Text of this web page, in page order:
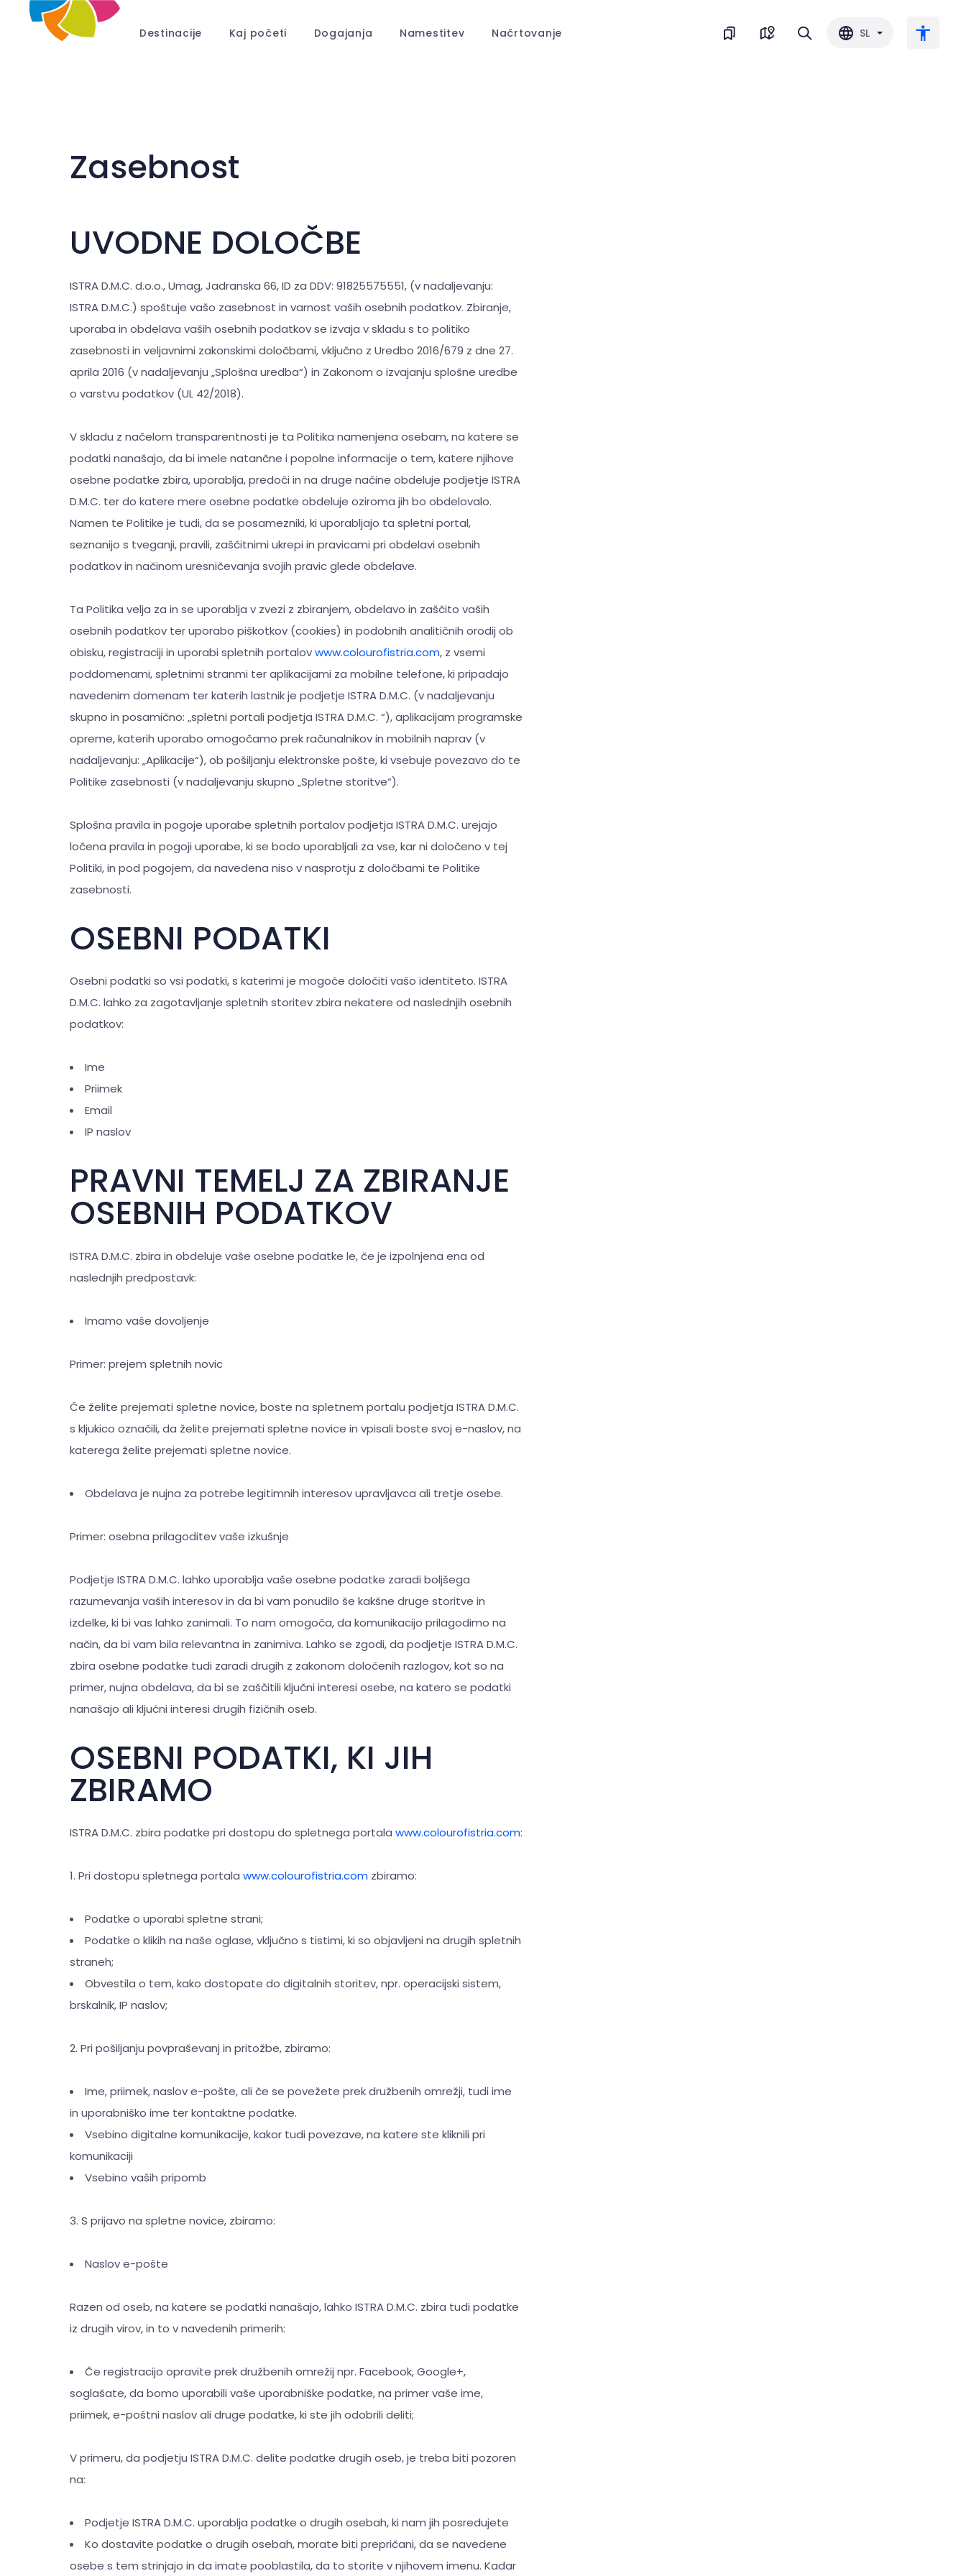
Destinacije Kaj početi Dogajanja Namestitev Načrtovanje SL
Zasebnost
UVODNE DOLOČBE
ISTRA D.M.C. d.o.o., Umag, Jadranska 66, ID za DDV: 91825575551, (v nadaljevanju:
ISTRA D.M.C.) spoštuje vašo zasebnost in varnost vaših osebnih podatkov. Zbiranje,
uporaba in obdelava vaših osebnih podatkov se izvaja v skladu s to politiko
zasebnosti in veljavnimi zakonskimi določbami, vključno z Uredbo 2016/679 z dne 27.
aprila 2016 (v nadaljevanju „Splošna uredba“) in Zakonom o izvajanju splošne uredbe
o varstvu podatkov (UL 42/2018).
V skladu z načelom transparentnosti je ta Politika namenjena osebam, na katere se
podatki nanašajo, da bi imele natančne i popolne informacije o tem, katere njihove
osebne podatke zbira, uporablja, predoči in na druge načine obdeluje podjetje ISTRA
D.M.C. ter do katere mere osebne podatke obdeluje oziroma jih bo obdelovalo.
Namen te Politike je tudi, da se posamezniki, ki uporabljajo ta spletni portal,
seznanijo s tveganji, pravili, zaščitnimi ukrepi in pravicami pri obdelavi osebnih
podatkov in načinom uresničevanja svojih pravic glede obdelave.
Ta Politika velja za in se uporablja v zvezi z zbiranjem, obdelavo in zaščito vaših
osebnih podatkov ter uporabo piškotkov (cookies) in podobnih analitičnih orodij ob
obisku, registraciji in uporabi spletnih portalovwww.colourofistria.com, z vsemi
poddomenami, spletnimi stranmi ter aplikacijami za mobilne telefone, ki pripadajo
navedenim domenam ter katerih lastnik je podjetje ISTRA D.M.C. (v nadaljevanju
skupno in posamično: „spletni portali podjetja ISTRA D.M.C. “), aplikacijam programske
opreme, katerih uporabo omogočamo prek računalnikov in mobilnih naprav (v
nadaljevanju: „Aplikacije“), ob pošiljanju elektronske pošte, ki vsebuje povezavo do te
Politike zasebnosti (v nadaljevanju skupno „Spletne storitve“).
Splošna pravila in pogoje uporabe spletnih portalov podjetja ISTRA D.M.C. urejajo
ločena pravila in pogoji uporabe, ki se bodo uporabljali za vse, kar ni določeno v tej
Politiki, in pod pogojem, da navedena niso v nasprotju z določbami te Politike
zasebnosti.
OSEBNI PODATKI
Osebni podatki so vsi podatki, s katerimi je mogoče določiti vašo identiteto. ISTRA
D.M.C. lahko za zagotavljanje spletnih storitev zbira nekatere od naslednjih osebnih
podatkov:
Ime
Priimek
Email
IP naslov
PRAVNI TEMELJ ZA ZBIRANJE
OSEBNIH PODATKOV
ISTRA D.M.C. zbira in obdeluje vaše osebne podatke le, če je izpolnjena ena od
naslednjih predpostavk:
Imamo vaše dovoljenje
Primer: prejem spletnih novic
Če želite prejemati spletne novice, boste na spletnem portalu podjetja ISTRA D.M.C.
s kljukico označili, da želite prejemati spletne novice in vpisali boste svoj e-naslov, na
katerega želite prejemati spletne novice.
Obdelava je nujna za potrebe legitimnih interesov upravljavca ali tretje osebe.
Primer: osebna prilagoditev vaše izkušnje
Podjetje ISTRA D.M.C. lahko uporablja vaše osebne podatke zaradi boljšega
razumevanja vaših interesov in da bi vam ponudilo še kakšne druge storitve in
izdelke, ki bi vas lahko zanimali. To nam omogoča, da komunikacijo prilagodimo na
način, da bi vam bila relevantna in zanimiva. Lahko se zgodi, da podjetje ISTRA D.M.C.
zbira osebne podatke tudi zaradi drugih z zakonom določenih razlogov, kot so na
primer, nujna obdelava, da bi se zaščitili ključni interesi osebe, na katero se podatki
nanašajo ali ključni interesi drugih fizičnih oseb.
OSEBNI PODATKI, KI JIH
ZBIRAMO
ISTRA D.M.C. zbira podatke pri dostopu do spletnega portala www.colourofistria.com:
1. Pri dostopu spletnega portala www.colourofistria.com zbiramo:
Podatke o uporabi spletne strani;
Podatke o klikih na naše oglase, vključno s tistimi, ki so objavljeni na drugih spletnih
straneh;
Obvestila o tem, kako dostopate do digitalnih storitev, npr. operacijski sistem,
brskalnik, IP naslov;
2. Pri pošiljanju povpraševanj in pritožbe, zbiramo:
Ime, priimek, naslov e-pošte, ali če se povežete prek družbenih omrežji, tudi ime
in uporabniško ime ter kontaktne podatke.
Vsebino digitalne komunikacije, kakor tudi povezave, na katere ste kliknili pri
komunikaciji
Vsebino vaših pripomb
3. S prijavo na spletne novice, zbiramo:
Naslov e-pošte
Razen od oseb, na katere se podatki nanašajo, lahko ISTRA D.M.C. zbira tudi podatke
iz drugih virov, in to v navedenih primerih:
Če registracijo opravite prek družbenih omrežij npr. Facebook, Google+,
soglašate, da bomo uporabili vaše uporabniške podatke, na primer vaše ime,
priimek, e-poštni naslov ali druge podatke, ki ste jih odobrili deliti;
V primeru, da podjetju ISTRA D.M.C. delite podatke drugih oseb, je treba biti pozoren
na:
Podjetje ISTRA D.M.C. uporablja podatke o drugih osebah, ki nam jih posredujete
Ko dostavite podatke o drugih osebah, morate biti prepričani, da se navedene
osebe s tem strinjajo in da imate pooblastila, da to storite v njihovem imenu. Kadar